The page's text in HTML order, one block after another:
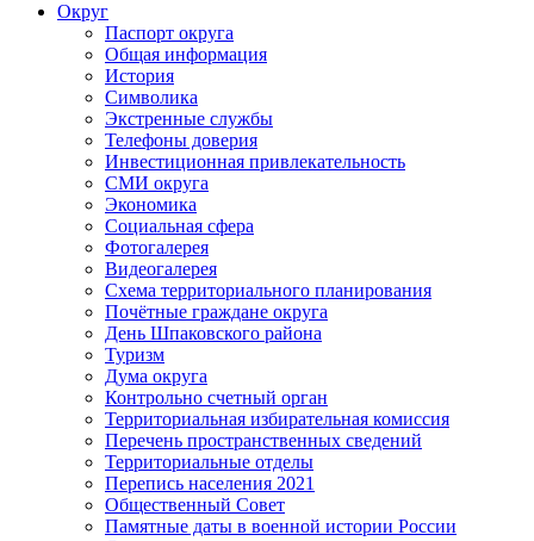
Округ
Паспорт округа
Общая информация
История
Символика
Экстренные службы
Телефоны доверия
Инвестиционная привлекательность
СМИ округа
Экономика
Социальная сфера
Фотогалерея
Видеогалерея
Схема территориального планирования
Почётные граждане округа
День Шпаковского района
Туризм
Дума округа
Контрольно счетный орган
Территориальная избирательная комиссия
Перечень пространственных сведений
Территориальные отделы
Перепись населения 2021
Общественный Совет
Памятные даты в военной истории России